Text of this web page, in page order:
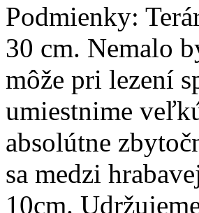
Podmienky:
30 cm. Nemalo
môže pri lezení
umiestnime
absolútne
sa medzi
10cm.